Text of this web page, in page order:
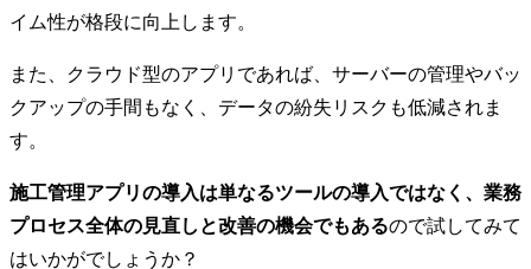
イム性が格段に向上します。
また、クラウド型のアプリであれば、サーバーの管理やバッ
クアップの手間もなく、データの紛失リスクも低減されま
す。
施工管理アプリの導入は単なるツールの導入ではなく、業務
プロセス全体の見直しと改善の機会でもあるので試してみて
はいかがでしょうか？